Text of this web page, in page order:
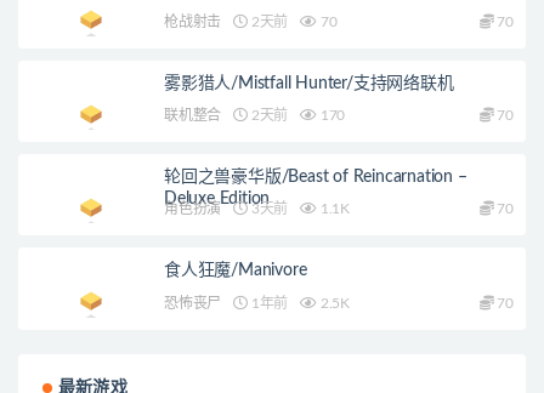
枪战射击 2天前 70 70
雾影猎人/Mistfall Hunter/支持网络联机
联机整合 2天前 170 70
轮回之兽豪华版/Beast of Reincarnation –
Deluxe Edition
角色扮演 3天前 1.1K 70
食人狂魔/Manivore
恐怖丧尸 1年前 2.5K 70
最新游戏